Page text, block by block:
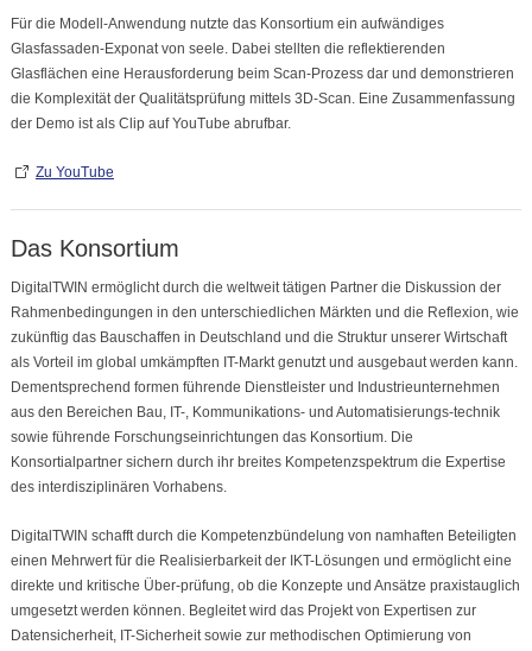
Für die Modell-Anwendung nutzte das Konsortium ein aufwändiges
Glasfassaden-Exponat von seele. Dabei stellten die reflektierenden
Glasflächen eine Herausforderung beim Scan-Prozess dar und demonstrieren
die Komplexität der Qualitätsprüfung mittels 3D-Scan. Eine Zusammenfassung
der Demo ist als Clip auf YouTube abrufbar.
Zu YouTube
Das Konsortium
DigitalTWIN ermöglicht durch die weltweit tätigen Partner die Diskussion der
Rahmenbedingungen in den unterschiedlichen Märkten und die Reflexion, wie
zukünftig das Bauschaffen in Deutschland und die Struktur unserer Wirtschaft
als Vorteil im global umkämpften IT-Markt genutzt und ausgebaut werden kann.
Dementsprechend formen führende Dienstleister und Industrieunternehmen
aus den Bereichen Bau, IT-, Kommunikations- und Automatisierungs-technik
sowie führende Forschungseinrichtungen das Konsortium. Die
Konsortialpartner sichern durch ihr breites Kompetenzspektrum die Expertise
des interdisziplinären Vorhabens.
DigitalTWIN schafft durch die Kompetenzbündelung von namhaften Beteiligten
einen Mehrwert für die Realisierbarkeit der IKT-Lösungen und ermöglicht eine
direkte und kritische Über-prüfung, ob die Konzepte und Ansätze praxistauglich
umgesetzt werden können. Begleitet wird das Projekt von Expertisen zur
Datensicherheit, IT-Sicherheit sowie zur methodischen Optimierung von